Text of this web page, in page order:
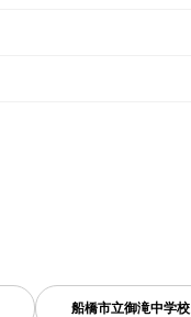
船橋市立御滝中学校